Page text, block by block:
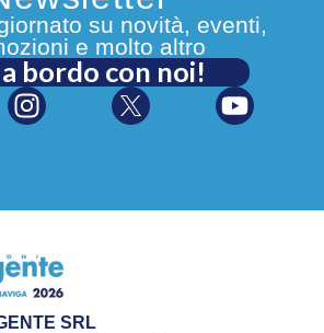
su novità, eventi,
e molto altro
bordo con noi!
SRL